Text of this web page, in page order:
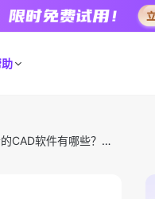
CAD软件有哪些？点